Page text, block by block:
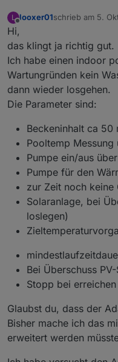
L looxer01schrieb am 5.
zuletzt editiert
Hi,
das klingt ja richtig gut.
Ich habe einen indoor
Wartungründen kein
dann wieder losgehen.
Die Parameter sind:
Beckeninhalt ca 50
Pooltemp Messung
Pumpe ein/aus
Pumpe für den
zur Zeit noch keine
Solaranlage, bei
loslegen)
Bei Überschuss
Stopp bei
Glaubst du, dass der
Bisher mache ich das
erweitert werden